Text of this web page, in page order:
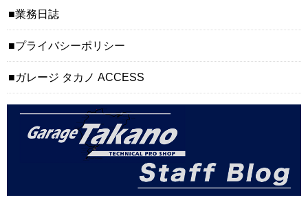
業務日誌
プライバシーポリシー
ガレージ タカノ ACCESS